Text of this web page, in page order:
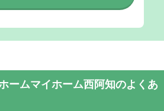
ームマイホーム西阿知のよくあ